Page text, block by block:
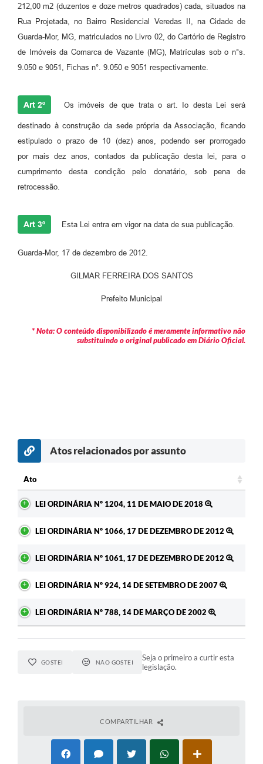
212,00 m2 (duzentos e doze metros quadrados) cada, situados na
Rua Projetada, no Bairro Residencial Veredas II, na Cidade de
Guarda-Mor, MG, matriculados no Livro 02, do Cartório de Registro
de Imóveis da Comarca de Vazante (MG), Matrículas sob o n°s.
9.050 e 9051, Fichas n°. 9.050 e 9051 respectivamente.
Art 2º Os imóveis de que trata o art. Io desta Lei será
destinado à construção da sede própria da Associação, ficando
estipulado o prazo de 10 (dez) anos, podendo ser prorrogado
por mais dez anos, contados da publicação desta lei, para o
cumprimento desta condição pelo donatário, sob pena de
retrocessão.
Art 3º Esta Lei entra em vigor na data de sua publicação.
Guarda-Mor, 17 de dezembro de 2012.
GILMAR FERREIRA DOS SANTOS
Prefeito Municipal
* Nota: O conteúdo disponibilizado é meramente informativo não
substituindo o original publicado em Diário Oficial.
Atos relacionados por assunto
Ato
LEI ORDINÁRIA Nº 1204, 11 DE MAIO DE 2018
LEI ORDINÁRIA Nº 1066, 17 DE DEZEMBRO DE 2012
LEI ORDINÁRIA Nº 1061, 17 DE DEZEMBRO DE 2012
LEI ORDINÁRIA Nº 924, 14 DE SETEMBRO DE 2007
LEI ORDINÁRIA Nº 788, 14 DE MARÇO DE 2002
GOSTEI NÃO GOSTEI
Seja o primeiro a curtir esta
legislação.
COMPARTILHAR